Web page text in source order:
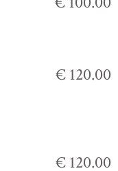
€ 120.00
€ 120.00